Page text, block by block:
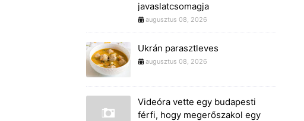
javaslatcsomagja
augusztus 08, 2026
Ukrán parasztleves
augusztus 08, 2026
Videóra vette egy budapesti
férfi, hogy megerőszakol egy